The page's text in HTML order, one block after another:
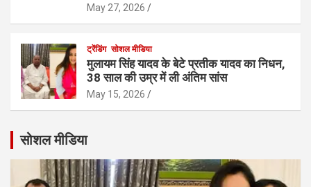
May 27, 2026
ट्रेंडिंग सोशल मीडिया
मुलायम सिंह यादव के बेटे प्रतीक यादव का निधन,
38 साल की उम्र में ली अंतिम सांस
May 15, 2026
सोशल मीडिया